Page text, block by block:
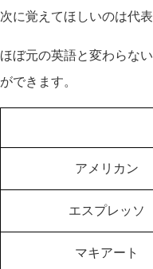
次に覚えてほしいのは代
ほぼ元の英語と変わらな
ができます。
アメリカン
エスプレッソ
マキアート